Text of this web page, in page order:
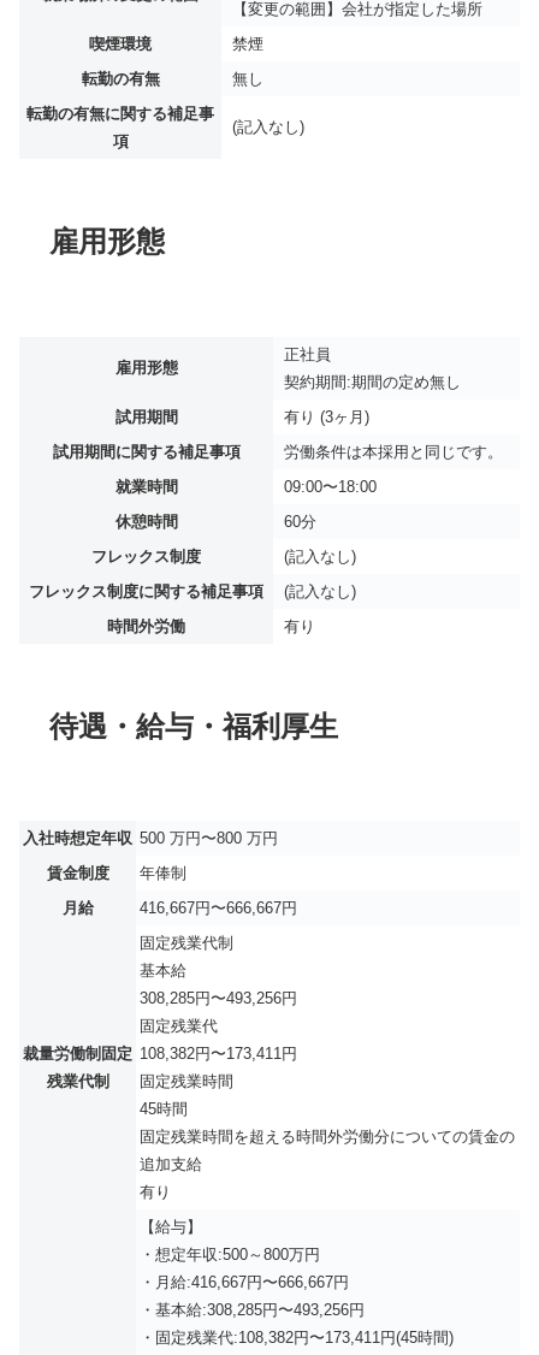
【変更の範囲】会社が指定した場所
喫煙環境
禁煙
転勤の有無
無し
転勤の有無に関する補足事
項
(記入なし)
雇用形態
雇用形態
正社員
契約期間:期間の定め無し
試用期間
有り (3ヶ月)
試用期間に関する補足事項
労働条件は本採用と同じです。
就業時間
09:00〜18:00
休憩時間
60分
フレックス制度
(記入なし)
フレックス制度に関する補足事項
(記入なし)
時間外労働
有り
待遇・給与・福利厚生
入社時想定年収 500 万円〜800 万円
賃金制度
年俸制
月給
416,667円〜666,667円
裁量労働制固定
残業代制
固定残業代制
基本給
308,285円〜493,256円
固定残業代
108,382円〜173,411円
固定残業時間
45時間
固定残業時間を超える時間外労働分についての賃金の
追加支給
有り
【給与】
・想定年収:500～800万円
・月給:416,667円〜666,667円
・基本給:308,285円〜493,256円
・固定残業代:108,382円〜173,411円(45時間)